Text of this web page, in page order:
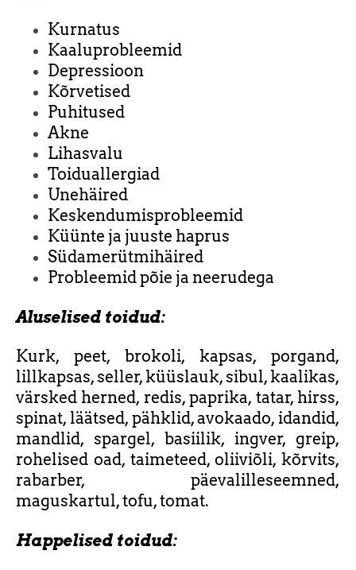
Kurnatus
Kaaluprobleemid
Depressioon
Kõrvetised
Puhitused
Akne
Lihasvalu
Toiduallergiad
Unehäired
Keskendumisprobleemid
Küünte ja juuste haprus
Südamerütmihäired
Probleemid põie ja neerudega
Aluselised toidud:
Kurk, peet, brokoli, kapsas, porgand,
lillkapsas, seller, küüslauk, sibul, kaalikas,
värsked herned, redis, paprika, tatar, hirss,
spinat, läätsed, pähklid, avokaado, idandid,
mandlid, spargel, basiilik, ingver, greip,
rohelised oad, taimeteed, oliiviõli, kõrvits,
rabarber, päevalilleseemned,
maguskartul, tofu, tomat.
Happelised toidud: